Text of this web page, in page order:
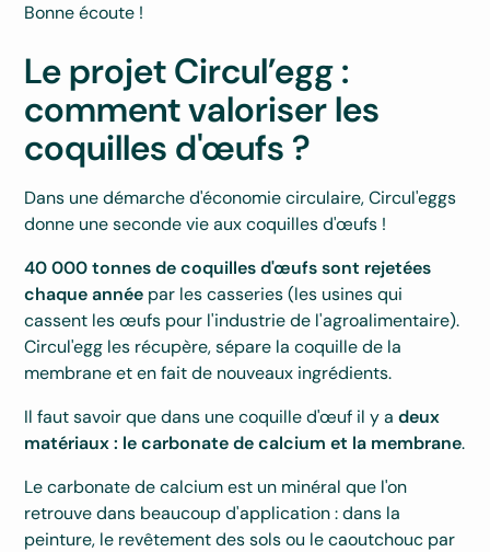
Bonne écoute !
Le projet Circul’egg :
comment valoriser les
coquilles d'œufs ?
Dans une démarche d'économie circulaire, Circul'eggs
donne une seconde vie aux coquilles d'œufs !
40 000 tonnes de coquilles d'œufs sont rejetées
chaque année par les casseries (les usines qui
cassent les œufs pour l'industrie de l'agroalimentaire).
Circul'egg les récupère, sépare la coquille de la
membrane et en fait de nouveaux ingrédients.
Il faut savoir que dans une coquille d'œuf il y adeux
matériaux : le carbonate de calcium et la membrane.
Le carbonate de calcium est un minéral que l'on
retrouve dans beaucoup d'application : dans la
peinture, le revêtement des sols ou le caoutchouc par